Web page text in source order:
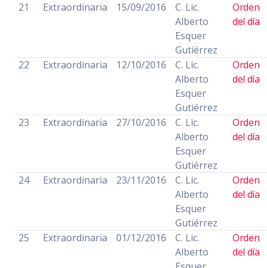
21 Extraordinaria 15/09/2016
C. Lic.
Alberto
Esquer
Gutiérrez
Orden
del día
22 Extraordinaria 12/10/2016
C. Lic.
Alberto
Esquer
Gutiérrez
Orden
del día
23 Extraordinaria 27/10/2016
C. Lic.
Alberto
Esquer
Gutiérrez
Orden
del día
24 Extraordinaria 23/11/2016
C. Lic.
Alberto
Esquer
Gutiérrez
Orden
del día
25 Extraordinaria 01/12/2016
C. Lic.
Alberto
Orden
del día